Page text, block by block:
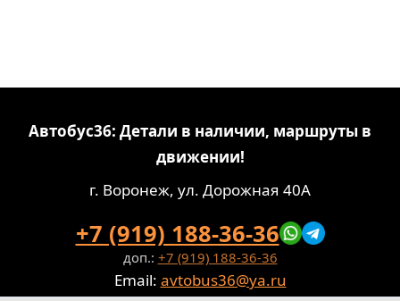
Автобус36: Детали в наличии, маршруты в
движении!
г. Воронеж, ул. Дорожная 40А
+7 (919) 188-36-36
доп.: +7 (919) 188-36-36
Email: avtobus36@ya.ru